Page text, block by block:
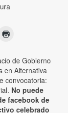
de Gobierno
en Alternativa
convocatoria:
No puede
facebook de
celebrado